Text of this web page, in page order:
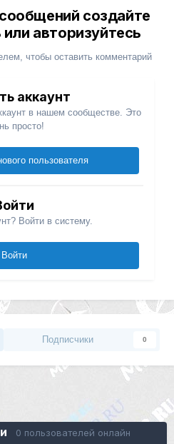
создайте
авторизуйтесь
чтобы оставить комментарий
аккаунт
в нашем сообществе. Это
просто!
пользователя
Войти в систему.
Войти
Подписчики 0
0 пользователей онлайн